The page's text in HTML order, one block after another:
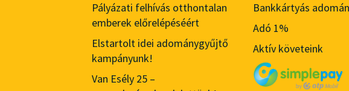
Pályázati felhívás otthontalan
emberek előrelépéséért
Elstartolt idei adománygyűjtő
kampányunk!
Van Esély 25 –
Bankkártyás
Adó 1%
Aktív követeink